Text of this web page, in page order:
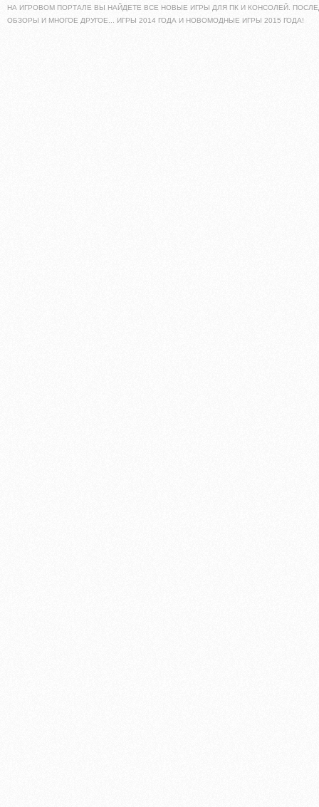
НА ИГРОВОМ ПОРТАЛЕ ВЫ НАЙДЕТЕ ВСЕ НОВЫЕ ИГРЫ ДЛЯ ПК И КОНСОЛЕЙ.
ОБЗОРЫ И МНОГОЕ ДРУГОЕ... ИГРЫ 2014 ГОДА И НОВОМОДНЫЕ ИГРЫ 2015 ГОДА!